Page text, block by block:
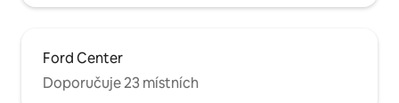
Ford Center
Doporučuje 23 místních